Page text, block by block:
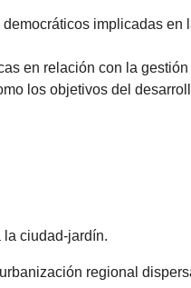
implicadas en
en relación con la
los objetivos del
la ciudad-jardín.
regional